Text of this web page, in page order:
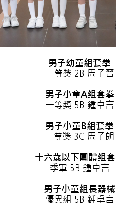
男子幼童組套拳
一等獎 2B 周子晉
男子小童A組套拳
一等獎 5B 鍾卓言
男子小童B組套拳
一等獎 3C 周子朗
十六歲以下團體組
季軍 5B 鍾卓言
男子小童組長器械
優異組 5B 鍾卓言